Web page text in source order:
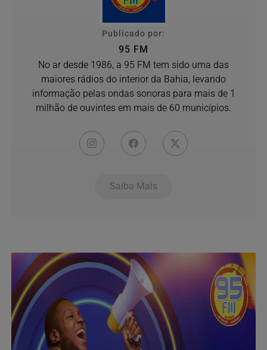
Publicado por:
95 FM
No ar desde 1986, a 95 FM tem sido uma das
maiores rádios do interior da Bahia, levando
informação pelas ondas sonoras para mais de 1
milhão de ouvintes em mais de 60 municípios.
Saiba Mais